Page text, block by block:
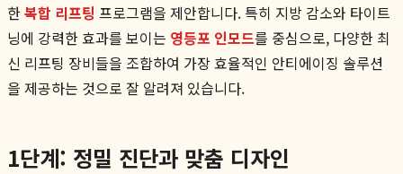
한복합 리프팅 프로그램을 제안합니다. 특히 지방 감소와 타이트
닝에 강력한 효과를 보이는 영등포 인모드를 중심으로, 다양한 최
신 리프팅 장비들을 조합하여 가장 효율적인 안티에이징 솔루션
을 제공하는 것으로 잘 알려져 있습니다.
1단계: 정밀 진단과 맞춤 디자인